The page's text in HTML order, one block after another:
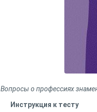
Вопросы о профессиях
Инструкция к тесту